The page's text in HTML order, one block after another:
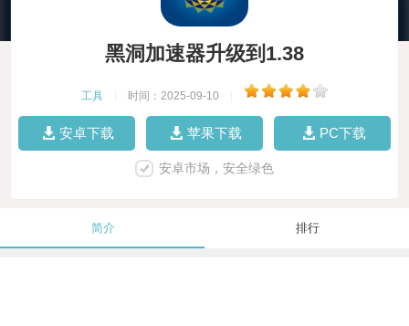
黑洞加速器升级到1.38
工具 时间：2025-09-10
安卓下载 苹果下载 PC下载
安卓市场，安全绿色
简介 排行